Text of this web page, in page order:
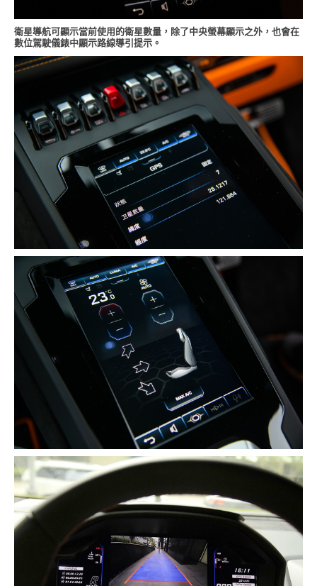
衛星導航可顯示當前使用的衛星數量，除了中央螢幕顯示之外，也會在
數位駕駛儀錶中顯示路線導引提示。